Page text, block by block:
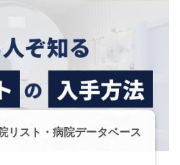
リスト・病院データベース